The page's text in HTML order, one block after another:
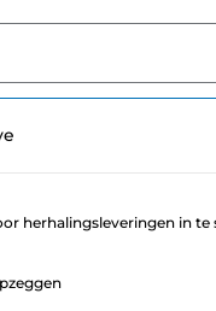
herhalingsleveringen in te